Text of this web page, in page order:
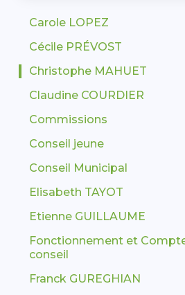
Carole LOPEZ
Cécile PRÉVOST
Christophe MAHUET
Claudine COURDIER
Commissions
Conseil jeune
Conseil Municipal
Elisabeth TAYOT
Etienne GUILLAUME
Fonctionnement et
conseil
Franck GUREGHIAN